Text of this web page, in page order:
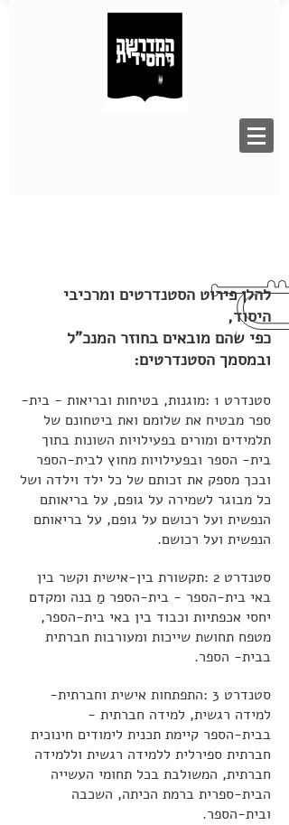
להלן פירוט הסטנדרטים ומרכיבי
היסוד,
כפי שהם מובאים בחוזר המנכ"ל
ובמסמך הסטנדרטים:
סטנדרט 1 :מוגנות, בטיחות ובריאות - בית-
ספר מבטיח את שלומם ואת ביטחונם של
תלמידים ומורים בפעילויות השונות בתוך
בית- הספר ובפעילויות מחוץ לבית-הספר
ובכך מספק את זכותם של כל ילד וילדה ושל
כל מבוגר לשמירה על גופם, על בריאותם
הנפשית ועל רכושם על גופם, על בריאותם
הנפשית ועל רכושם.
סטנדרט 2 :תקשורת בין-אישית וקשר בין
באי בית-הספר - בית-הספר מַ בנה ומקדם
יחסי אכפתיות וכבוד בין באי בית-הספר,
מטפח תחושת שייכות ומעורבות חברתית
בבית- הספר.
סטנדרט 3 :התפתחות אישית וחברתית-
למידה רגשית, למידה חברתית -
בבית-הספר קיימת תכנית לימודים חינוכית
חברתית ספירלית ללמידה רגשית וללמידה
חברתית, המשולבת בכל תחומי העשייה
הבית-ספרית ברמת הכיתה, השכבה
ובית-הספר.